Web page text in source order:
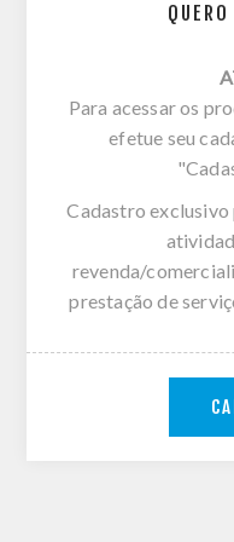
Para acessar os
efetue seu
Cadastro exclusivo
revenda/
prestação de